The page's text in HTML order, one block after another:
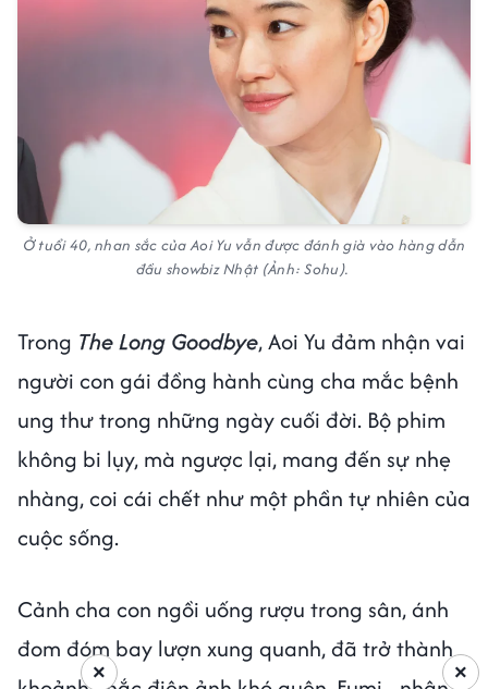
Ở tuổi 40, nhan sắc của Aoi Yu vẫn được đánh già vào hàng dẫn
đầu showbiz Nhật (Ảnh: Sohu).
Trong The Long Goodbye, Aoi Yu đảm nhận vai
người con gái đồng hành cùng cha mắc bệnh
ung thư trong những ngày cuối đời. Bộ phim
không bi lụy, mà ngược lại, mang đến sự nhẹ
nhàng, coi cái chết như một phần tự nhiên của
cuộc sống.
Cảnh cha con ngồi uống rượu trong sân, ánh
đom đóm bay lượn xung quanh, đã trở thành
×
×